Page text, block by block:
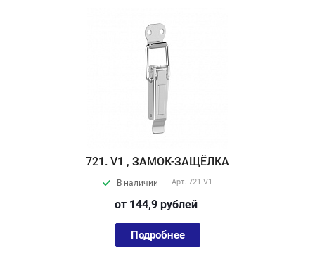
721. V1 , ЗАМОК-ЗАЩЁЛКА
В наличии Арт. 721.V1
от 144,9 рублей
Подробнее